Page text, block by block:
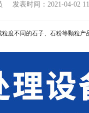
发表时间：2021-04-02
度不同的石子、石粉等颗粒